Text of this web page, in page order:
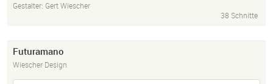
Gestalter: Gert Wiescher
38 Schnitte
Futuramano
Wiescher Design